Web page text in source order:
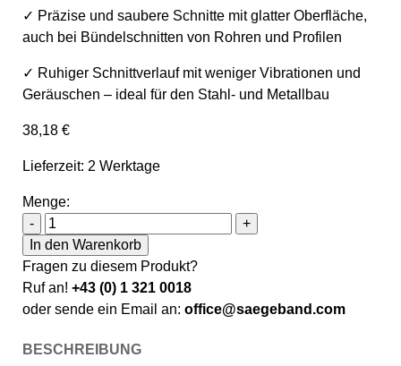
✓ Präzise und saubere Schnitte mit glatter Oberfläche,
auch bei Bündelschnitten von Rohren und Profilen
✓ Ruhiger Schnittverlauf mit weniger Vibrationen und
Geräuschen – ideal für den Stahl- und Metallbau
38,18 €
Lieferzeit: 2 Werktage
Menge:
-
Sawline M42 Bimetall Cutforce X-Treme Sägeband
+
In den Warenkorb
Fragen zu diesem Produkt?
Ruf an! +43 (0) 1 321 0018
oder sende ein Email an: office@saegeband.com
BESCHREIBUNG